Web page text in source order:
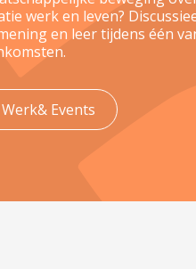
werk en leven?
en leer tijdens één
Events